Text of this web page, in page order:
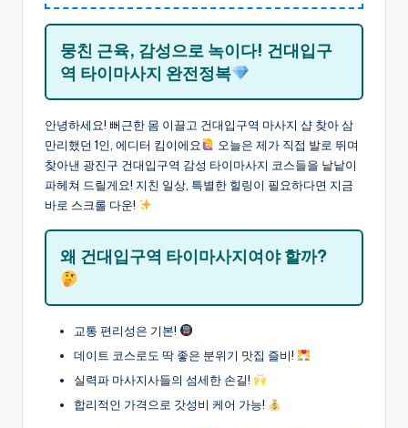
뭉친 근육, 감성으로 녹이다! 건대입구
역 타이마사지 완전정복
안녕하세요! 뻐근한 몸 이끌고 건대입구역 마사지 샵 찾아 삼
만리했던 1인, 에디터 킴이에요
오늘은 제가 직접 발로 뛰며
찾아낸 광진구 건대입구역 감성 타이마사지 코스들을 낱낱이
파헤쳐 드릴게요! 지친 일상, 특별한 힐링이 필요하다면 지금
바로 스크롤 다운!
왜 건대입구역 타이마사지여야 할까?
교통 편리성은 기본!
데이트 코스로도 딱 좋은 분위기 맛집 즐비!
실력파 마사지사들의 섬세한 손길!
합리적인 가격으로 갓성비 케어 가능!